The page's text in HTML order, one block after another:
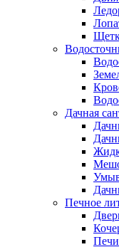
Дачная
Печное